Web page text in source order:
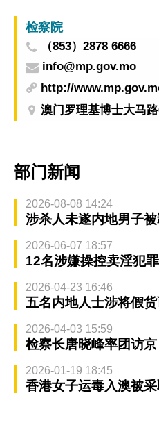
检察院
（853）2878 6666
info@mp.gov.mo
http://
澳门罗理基博士大马
部门新闻
2026-08-08 14:24
涉杀人未遂内地男子
2026-06-07 18:57
12名涉嫌操控卖淫犯
2026-04-23 16:46
五名内地人士涉将假
2026-04-03 15:59
检察长唐晓峰率团访京
2026-01-19 18:45
香港女子运毒入澳被